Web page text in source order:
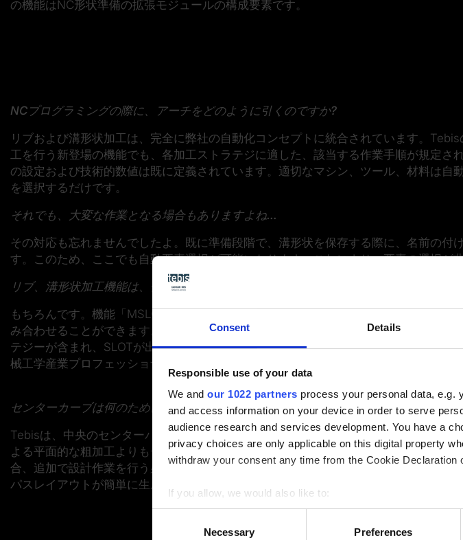
Consent Details
Responsible use of your data
We and our 1022 partners process your personal data, e.g.
and access information on your device in order to serve
audience research and services development. You have a
privacy choices are only applicable on this digital property
withdraw your consent any time from the Cookie
If you allow, we would also like to:
Collect information about your geographical location
Identify your device by actively scanning it for
Necessary Preferences
の機能はNC形状準備の拡張モジュールの構成要素です。
NCプログラミングの際に、アーチをどのように引くのですか?
リブおよび溝形状加工は、完全に弊社の自動化コンセプトに統合されています。
工を行う新登場の機能でも、各加工ストラテジに適した、該当する作業手順が規定さ
の設定および技術的数値は既に定義されています。適切なマシン、ツール、材料は自
を選択するだけです。
それでも、大変な作業となる場合もありますよね…
その対応も忘れませんでしたよ。既に準備段階で、溝形状を保存する際に、名前の付
す。このため、ここでも自動要素選択が可能になります。これにより、要素の選択が
リブ、溝形状加工機能は、他のCAM機能と問題なく組み合わせることはできますか?
もちろんです。機能「MSLOT」は、溝およびネガティブリブの粗加工および仕上げ
み合わせることができます。このため、複雑な形状の部品の加工でも、制限されるも
テジーが含まれ、SLOTが出力したセンターカーブを加工します。MSLOTは、産業
械工学産業プロフェッショナルに統合されています。
センターカーブは何のために必要なのですか?
Tebisは、中央のセンターパスを基準に溝を加工します。そのため、材料が複数の側面
よる平面的な粗加工よりも一段と速く除去されます。溝交差でフルサーフェイスが欠
合、追加で設計作業を行う必要もなく、NCパスで中断が回避されます。こうして、形
パスレイアウトが簡単に生成できるのです。